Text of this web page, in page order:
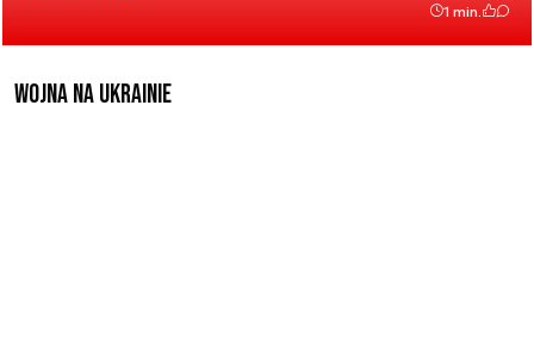
1 min.
Wojna na Ukrainie